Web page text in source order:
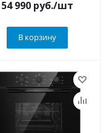
54 990 руб./шт
В корзину